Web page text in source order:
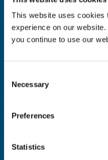
This website uses cookies
experience on our
you continue to use our
Selection
Necessary
Preferences
Statistics
Quantity*
Product Name*